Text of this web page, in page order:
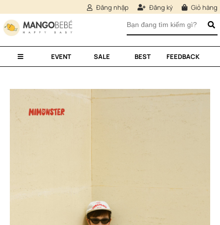
Đăng nhập Đăng ký Giỏ hàng
EVENT SALE BEST FEEDBACK